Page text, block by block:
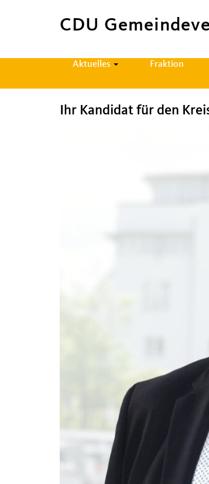
CDU
Hauptnavigation
Aktuelles Fraktion
Ihr Kandidat für den